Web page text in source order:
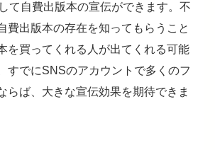
て自費出版本の宣伝ができます。不
費出版本の存在を知ってもらうこと
を買ってくれる人が出てくれる可能
すでにSNSのアカウントで多くのフ
らば、大きな宣伝効果を期待できま